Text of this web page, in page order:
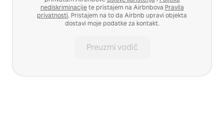
nediskriminacijete pristajem na Airbnbova Pravila
privatnosti. Pristajem na to da Airbnb upravi objekta
dostavi moje podatke za kontakt.
Preuzmi vodič